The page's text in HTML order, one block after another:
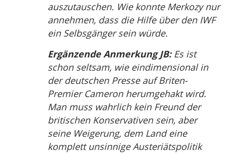
auszutauschen. Wie konnte Merkozy nur
annehmen, dass die Hilfe über den IWF
ein Selbsgänger sein würde.
Ergänzende Anmerkung JB:Es ist
schon seltsam, wie eindimensional in
der deutschen Presse auf Briten-
Premier Cameron herumgehakt wird.
Man muss wahrlich kein Freund der
britischen Konservativen sein, aber
seine Weigerung, dem Land eine
komplett unsinnige Austeriätspolitik